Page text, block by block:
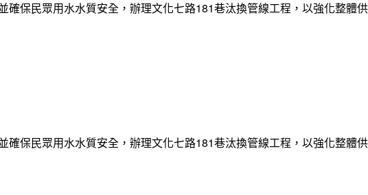
確保民眾用水水質安全，辦理文化七路181巷汰換管線工程，以強化整體
確保民眾用水水質安全，辦理文化七路181巷汰換管線工程，以強化整體